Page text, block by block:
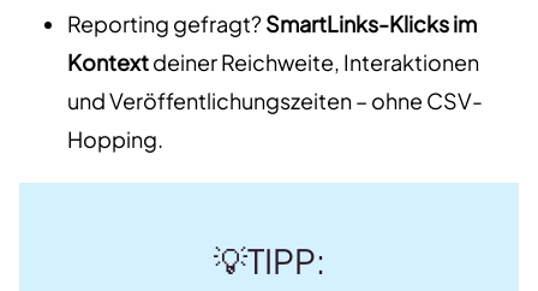
Reporting gefragt?SmartLinks-Klicks im
Kontextdeiner Reichweite, Interaktionen
und Veröffentlichungszeiten – ohne CSV-
Hopping.
💡TIPP: